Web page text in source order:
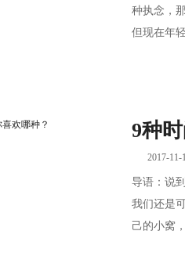
种执念，
但现在年
9种
2017-11-
导语：说
我们还是
己的小窝